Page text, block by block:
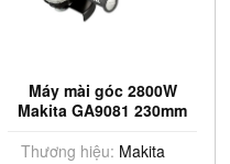
Máy mài góc 2800W
Makita GA9080 230mm
Thương hiệu:Makita